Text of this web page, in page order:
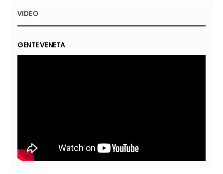
VIDEO
GENTE VENETA